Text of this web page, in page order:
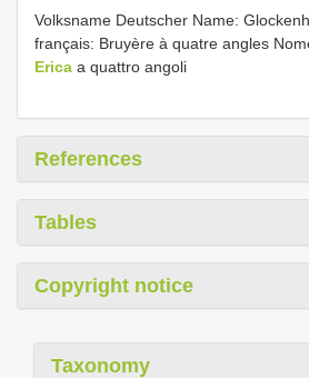
Volksname Deutscher Name:
français: Bruyère à quatre angles
Erica a quattro angoli
References
Tables
Copyright notice
Taxonomy